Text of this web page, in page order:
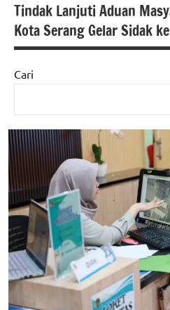
Tindak Lanjuti Aduan
Kota Serang Gelar Sidak
#berita
#DPRD
kota
serang
#dprdkotaserang
Cari